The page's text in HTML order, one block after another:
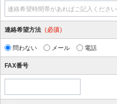
連絡希望時間帯があればご記入ください
連絡希望方法 （必須）
問わない メール 電話
FAX番号